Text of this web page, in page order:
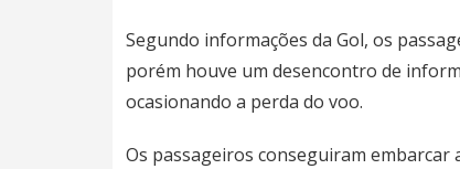
Segundo informações da Gol, os
porém houve um desencontro de
ocasionando a perda do voo.
Os passageiros conseguiram